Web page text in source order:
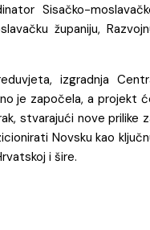
Sisačko-
županiju,
izgradnja
je započela, a projekt
stvarajući nove prilike
Novsku kao
i šire.